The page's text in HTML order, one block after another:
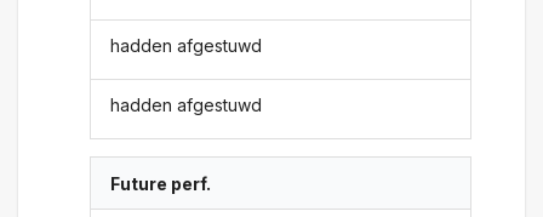
hadden afgestuwd
hadden afgestuwd
Future perf.